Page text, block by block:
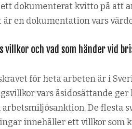
dokumenterat kvitto på att
är en dokumentation vars
villkor och vad som händer vid
för heta arbeten är i
vars åsido­sättande ger
arbets­miljö­sanktion. De flesta
innehåller ett villkor som